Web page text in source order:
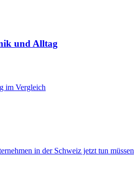
und Alltag
im Vergleich
in der Schweiz jetzt tun müssen